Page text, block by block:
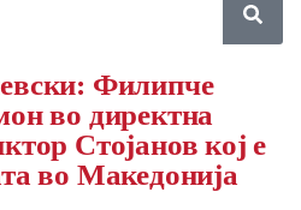
Филипче
во директна
Стојанов кој е
во Македонија